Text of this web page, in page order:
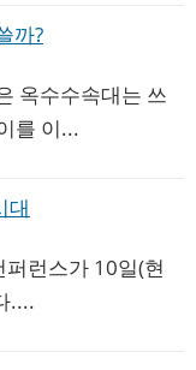
까?
옥수수속대는 쓰
를 이...
대
런스가 10일(현
....